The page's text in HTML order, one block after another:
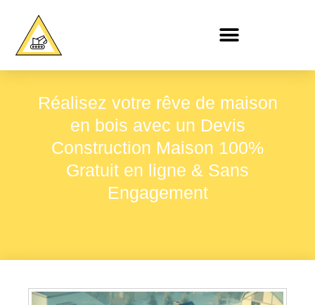
Réalisez votre rêve de maison
en bois avec un Devis
Construction Maison 100%
Gratuit en ligne & Sans
Engagement